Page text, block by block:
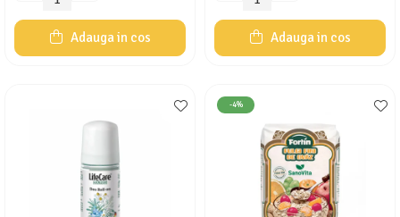
Adauga in cos Adauga in cos
-4%